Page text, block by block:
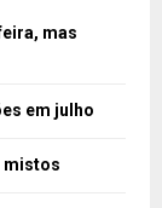
mas
em julho
mistos